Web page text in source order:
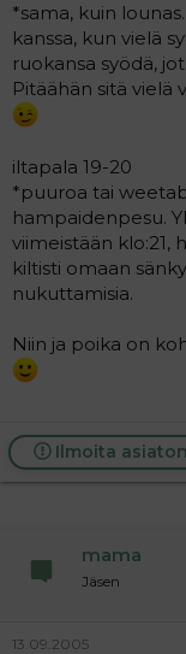
*sama, kuin
kanssa, kun vielä
ruokansa syödä,
Pitäähän sitä vielä
iltapala 19-20
*puuroa tai
hampaidenpesu.
viimeistään klo:21,
kiltisti omaan
nukuttamisia.
Niin ja poika on
Ilmoita
mama
Jäsen
13.09.2005